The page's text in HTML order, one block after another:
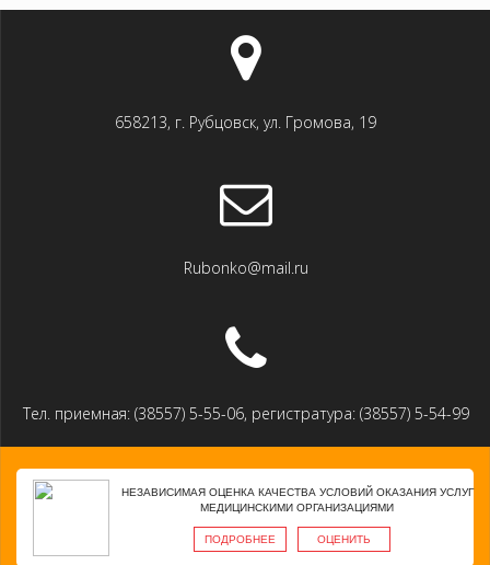
658213, г. Рубцовск, ул. Громова, 19
Rubonko@mail.ru
Тел. приемная: (38557) 5-55-06, регистратура: (38557) 5-54-99
НЕЗАВИСИМАЯ ОЦЕНКА КАЧЕСТВА УСЛОВИЙ ОКАЗАНИЯ УСЛУГ
МЕДИЦИНСКИМИ ОРГАНИЗАЦИЯМИ
ПОДРОБНЕЕ ОЦЕНИТЬ